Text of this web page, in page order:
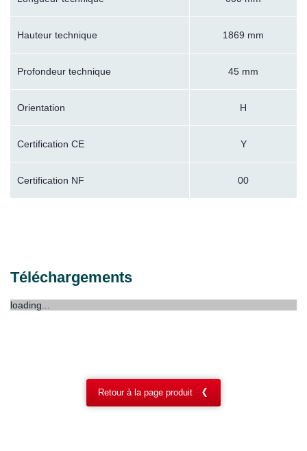
Hauteur technique 1869 mm
Profondeur technique 45 mm
Orientation H
Certification CE Y
Certification NF 00
Téléchargements
loading...
Retour à la page produit